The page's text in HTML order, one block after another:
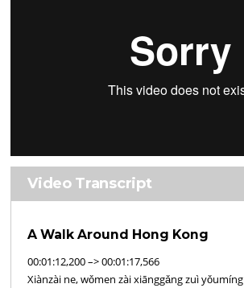
Video Transcript
A Walk Around Hong Kong
00:01:12,200 –> 00:01:17,566
Xiànzài ne, wǒmen zài xiānggǎng zuì yǒumíng